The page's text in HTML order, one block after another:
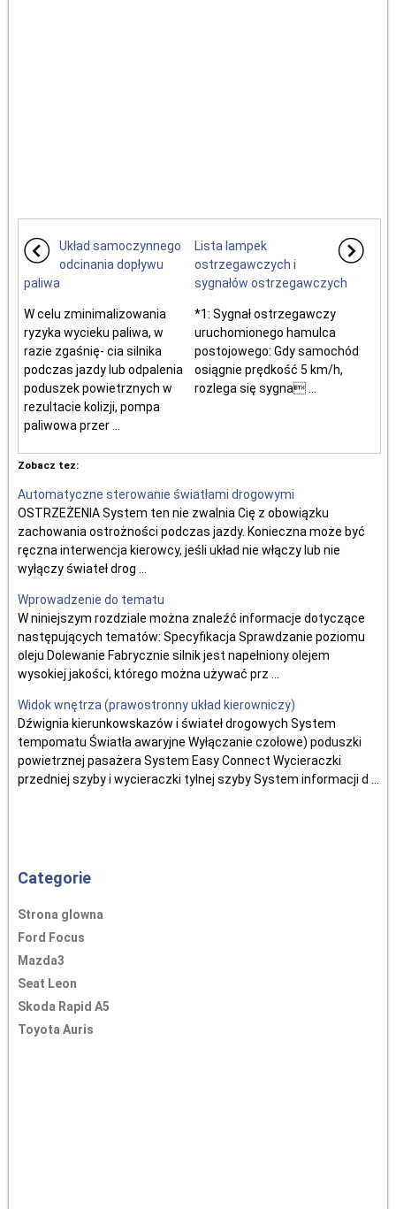
Układ samoczynnego
odcinania dopływu
paliwa
W celu zminimalizowania
ryzyka wycieku paliwa, w
razie zgaśnię- cia silnika
podczas jazdy lub odpalenia
poduszek powietrznych w
rezultacie kolizji, pompa
paliwowa przer ...
Lista lampek
ostrzegawczych i
sygnałów ostrzegawczych
*1: Sygnał ostrzegawczy
uruchomionego hamulca
postojowego: Gdy samochód
osiągnie prędkość 5 km/h,
rozlega się sygna ...
Zobacz tez:
Automatyczne sterowanie światłami drogowymi
OSTRZEŻENIA System ten nie zwalnia Cię z obowiązku
zachowania ostrożności podczas jazdy. Konieczna może być
ręczna interwencja kierowcy, jeśli układ nie włączy lub nie
wyłączy świateł drog ...
Wprowadzenie do tematu
W niniejszym rozdziale można znaleźć informacje dotyczące
następujących tematów: Specyfikacja Sprawdzanie poziomu
oleju Dolewanie Fabrycznie silnik jest napełniony olejem
wysokiej jakości, którego można używać prz ...
Widok wnętrza (prawostronny układ kierowniczy)
Dźwignia kierunkowskazów i świateł drogowych System
tempomatu Światła awaryjne Wyłączanie czołowe) poduszki
powietrznej pasażera System Easy Connect Wycieraczki
przedniej szyby i wycieraczki tylnej szyby System informacji d ...
Categorie
Strona glowna
Ford Focus
Mazda3
Seat Leon
Skoda Rapid A5
Toyota Auris